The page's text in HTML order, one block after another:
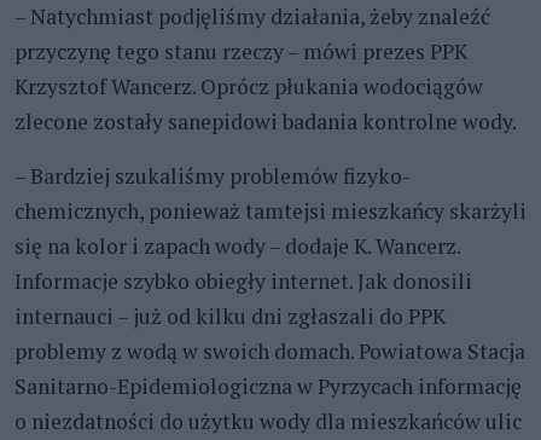
– Natychmiast podjęliśmy działania, żeby znaleźć
przyczynę tego stanu rzeczy – mówi prezes PPK
Krzysztof Wancerz. Oprócz płukania wodociągów
zlecone zostały sanepidowi badania kontrolne wody.
– Bardziej szukaliśmy problemów fizyko-
chemicznych, ponieważ tamtejsi mieszkańcy skarżyli
się na kolor i zapach wody – dodaje K. Wancerz.
Informacje szybko obiegły internet. Jak donosili
internauci – już od kilku dni zgłaszali do PPK
problemy z wodą w swoich domach. Powiatowa Stacja
Sanitarno-Epidemiologiczna w Pyrzycach informację
o niezdatności do użytku wody dla mieszkańców ulic